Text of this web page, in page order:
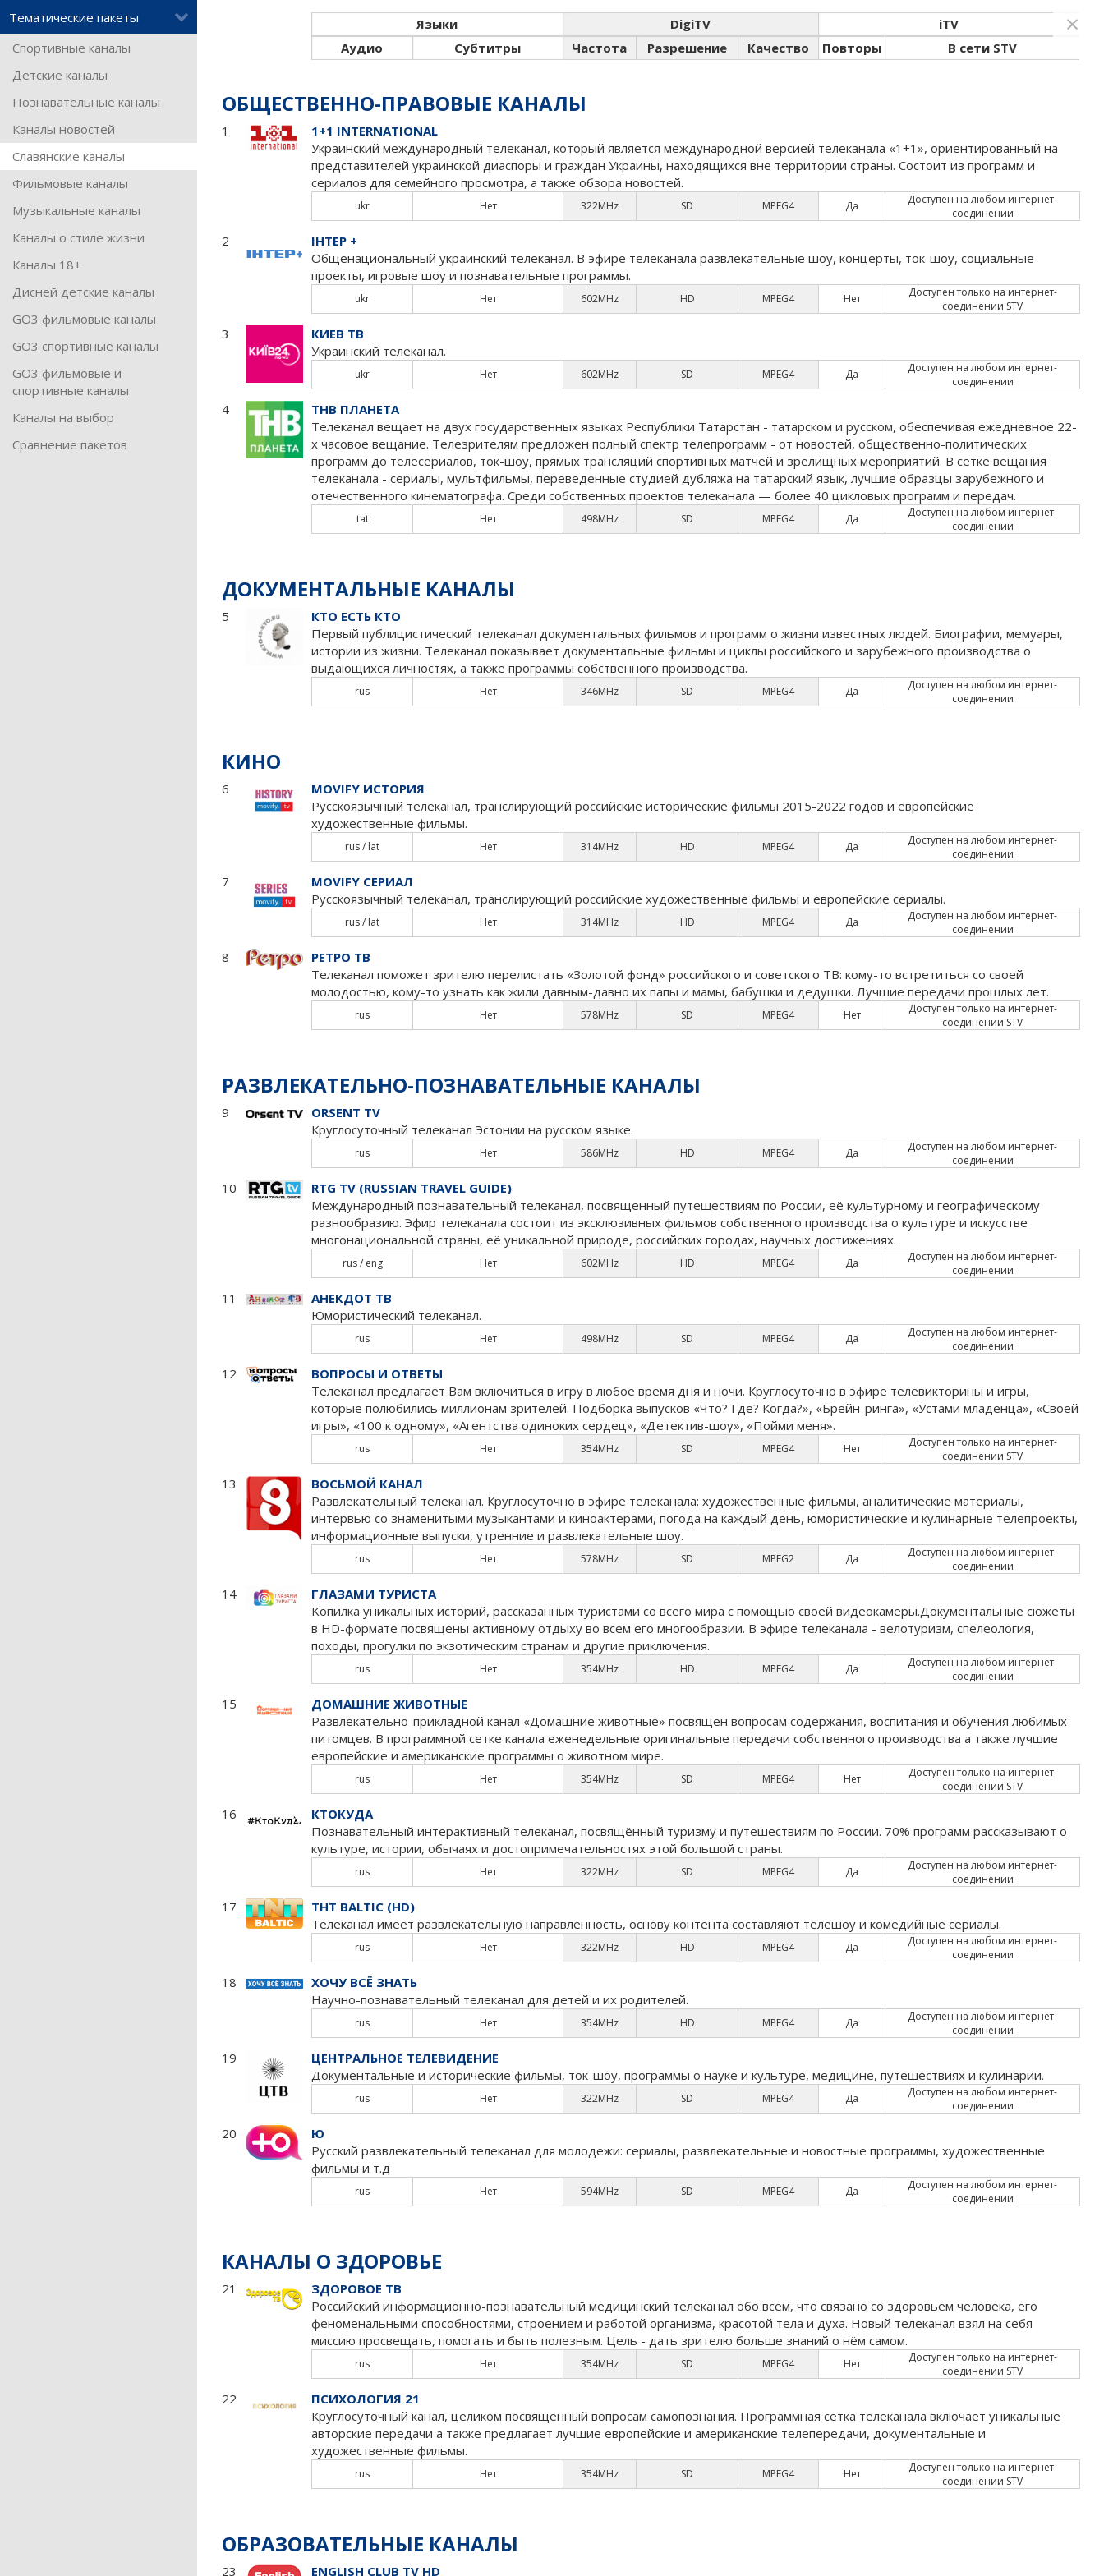
Тематические пакеты
Спортивные каналы
Детские каналы
Познавательные каналы
Каналы новостей
Славянские каналы
Фильмовые каналы
Музыкальные каналы
Каналы о стиле жизни
Каналы 18+
Дисней детские каналы
GO3 фильмовые каналы
GO3 спортивные каналы
GO3 фильмовые и
спортивные каналы
Каналы на выбор
Сравнение пакетов
×
Языки DigiTV
iTV
Аудио
Субтитры Частота Разрешение Качество Повторы В сети STV
ОБЩЕСТВЕННО-ПРАВОВЫЕ КАНАЛЫ
1
1+1 INTERNATIONAL
Украинский международный телеканал, который является международной версией телеканала «1+1», ориентированный на
представителей украинской диаспоры и граждан Украины, находящихся вне территории страны. Состоит из программ и
сериалов для семейного просмотра, а также обзора новостей.
ukr Нет 322MHz SD MPEG4 Да
Доступен на любом интернет-
соединении
2
IНТЕР +
Общенациональный украинский телеканал. В эфире телеканала развлекательные шоу, концерты, ток-шоу, социальные
проекты, игровые шоу и познавательные программы.
ukr Нет 602MHz HD MPEG4 Нет
Доступен только на интернет-
соединении STV
3
КИЕВ ТВ
Украинский телеканал.
ukr Нет 602MHz SD MPEG4 Да
Доступен на любом интернет-
соединении
4
ТНВ ПЛАНЕТА
Телеканал вещает на двух государственных языках Республики Татарстан - татарском и русском, обеспечивая ежедневное 22-
х часовое вещание. Телезрителям предложен полный спектр телепрограмм - от новостей, общественно-политических
программ до телесериалов, ток-шоу, прямых трансляций спортивных матчей и зрелищных мероприятий. В сетке вещания
телеканала - сериалы, мультфильмы, переведенные студией дубляжа на татарский язык, лучшие образцы зарубежного и
отечественного кинематографа. Среди собственных проектов телеканала — более 40 цикловых программ и передач.
tat Нет 498MHz SD MPEG4 Да
Доступен на любом интернет-
соединении
ДОКУМЕНТАЛЬНЫЕ КАНАЛЫ
5
КТО ЕСТЬ КТО
Первый публицистический телеканал документальных фильмов и программ о жизни известных людей. Биографии, мемуары,
истории из жизни. Телеканал показывает документальные фильмы и циклы российского и зарубежного производства о
выдающихся личностях, а также программы собственного производства.
rus Нет 346MHz SD MPEG4 Да
Доступен на любом интернет-
соединении
КИНО
6
MOVIFY ИСТОРИЯ
Русскоязычный телеканал, транслирующий российские исторические фильмы 2015-2022 годов и европейские
художественные фильмы.
rus / lat Нет 314MHz HD MPEG4 Да
Доступен на любом интернет-
соединении
7
MOVIFY СЕРИАЛ
Русскоязычный телеканал, транслирующий российские художественные фильмы и европейские сериалы.
rus / lat Нет 314MHz HD MPEG4 Да
Доступен на любом интернет-
соединении
8
РЕТРО ТВ
Телеканал поможет зрителю перелистать «Золотой фонд» российского и советского ТВ: кому-то встретиться со своей
молодостью, кому-то узнать как жили давным-давно их папы и мамы, бабушки и дедушки. Лучшие передачи прошлых лет.
rus Нет 578MHz SD MPEG4 Нет
Доступен только на интернет-
соединении STV
РАЗВЛЕКАТЕЛЬНО-ПОЗНАВАТЕЛЬНЫЕ КАНАЛЫ
9
ORSENT TV
Круглосуточный телеканал Эстонии на русском языке.
rus Нет 586MHz HD MPEG4 Да
Доступен на любом интернет-
соединении
10
RTG TV (RUSSIAN TRAVEL GUIDE)
Международный познавательный телеканал, посвященный путешествиям по России, её культурному и географическому
разнообразию. Эфир телеканала состоит из эксклюзивных фильмов собственного производства о культуре и искусстве
многонациональной страны, её уникальной природе, российских городах, научных достижениях.
rus / eng Нет 602MHz HD MPEG4 Да
Доступен на любом интернет-
соединении
11
АНЕКДОТ ТВ
Юмористический телеканал.
rus Нет 498MHz SD MPEG4 Да
Доступен на любом интернет-
соединении
12
ВОПРОСЫ И ОТВЕТЫ
Телеканал предлагает Вам включиться в игру в любое время дня и ночи. Круглосуточно в эфире телевикторины и игры,
которые полюбились миллионам зрителей. Подборка выпусков «Что? Где? Когда?», «Брейн-ринга», «Устами младенца», «Своей
игры», «100 к одному», «Агентства одиноких сердец», «Детектив-шоу», «Пойми меня».
rus Нет 354MHz SD MPEG4 Нет
Доступен только на интернет-
соединении STV
13
ВОСЬМОЙ КАНАЛ
Развлекательный телеканал. Круглосуточно в эфире телеканала: художественные фильмы, аналитические материалы,
интервью со знаменитыми музыкантами и киноактерами, погода на каждый день, юмористические и кулинарные телепроекты,
информационные выпуски, утренние и развлекательные шоу.
rus Нет 578MHz SD MPEG2 Да
Доступен на любом интернет-
соединении
14
ГЛАЗАМИ ТУРИСТА
Kопилка уникальных историй, рассказанных туристами со всего мира с помощью своей видеокамеры.Документальные сюжеты
в HD-формате посвящены активному отдыху во всем его многообразии. В эфире телеканала - велотуризм, спелеология,
походы, прогулки по экзотическим странам и другие приключения.
rus Нет 354MHz HD MPEG4 Да
Доступен на любом интернет-
соединении
15
ДОМАШНИЕ ЖИВОТНЫЕ
Развлекательно-прикладной канал «Домашние животные» посвящен вопросам содержания, воспитания и обучения любимых
питомцев. В программной сетке канала еженедельные оригинальные передачи собственного производства а также лучшие
европейские и американские программы о животном мире.
rus Нет 354MHz SD MPEG4 Нет
Доступен только на интернет-
соединении STV
16
КТОКУДА
Познавательный интерактивный телеканал, посвящённый туризму и путешествиям по России. 70% программ рассказывают о
культуре, истории, обычаях и достопримечательностях этой большой страны.
rus Нет 322MHz SD MPEG4 Да
Доступен на любом интернет-
соединении
17
ТНТ BALTIС (HD)
Телеканал имеет развлекательную направленность, основу контента составляют телешоу и комедийные сериалы.
rus Нет 322MHz HD MPEG4 Да
Доступен на любом интернет-
соединении
18
ХОЧУ ВСЁ ЗНАТЬ
Научно-познавательный телеканал для детей и их родителей.
rus Нет 354MHz HD MPEG4 Да
Доступен на любом интернет-
соединении
19
ЦЕНТРАЛЬНОЕ ТЕЛЕВИДЕНИЕ
Документальные и исторические фильмы, ток-шоу, программы о науке и культуре, медицине, путешествиях и кулинарии.
rus Нет 322MHz SD MPEG4 Да
Доступен на любом интернет-
соединении
20
Ю
Русский развлекательный телеканал для молодежи: сериалы, развлекательные и новостные программы, художественные
фильмы и т.д
rus Нет 594MHz SD MPEG4 Да
Доступен на любом интернет-
соединении
КАНАЛЫ О ЗДОРОВЬЕ
21
ЗДОРОВОЕ ТВ
Российский информационно-познавательный медицинский телеканал обо всем, что связано со здоровьем человека, его
феноменальными способностями, строением и работой организма, красотой тела и духа. Новый телеканал взял на себя
миссию просвещать, помогать и быть полезным. Цель - дать зрителю больше знаний о нём самом.
rus Нет 354MHz SD MPEG4 Нет
Доступен только на интернет-
соединении STV
22
ПСИХОЛОГИЯ 21
Круглосуточный канал, целиком посвященный вопросам самопознания. Программная сетка телеканала включает уникальные
авторские передачи а также предлагает лучшие европейские и американские телепередачи, документальные и
художественные фильмы.
rus Нет 354MHz SD MPEG4 Нет
Доступен только на интернет-
соединении STV
ОБРАЗОВАТЕЛЬНЫЕ КАНАЛЫ
23 ENGLISH CLUB TV HD